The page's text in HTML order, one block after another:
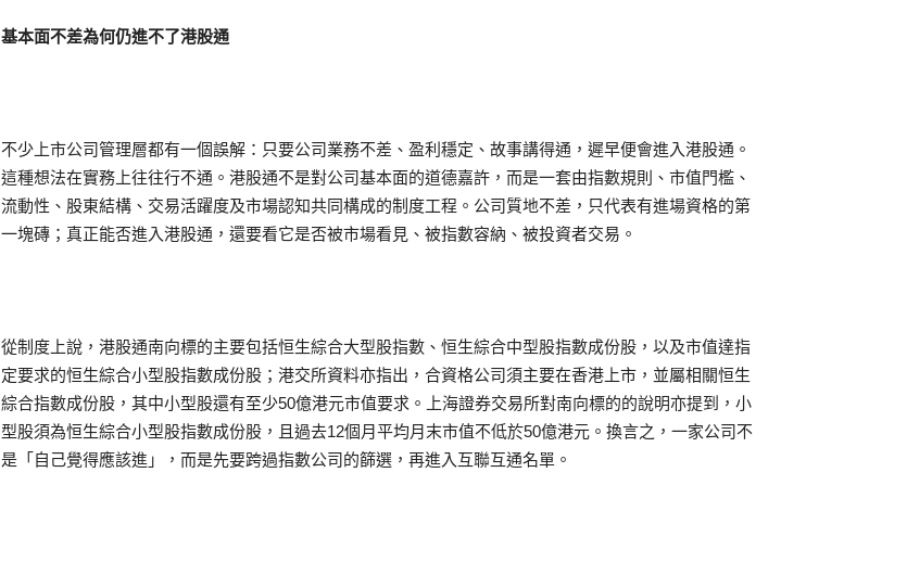
基本面不差為何仍進不了港股通
不少上市公司管理層都有一個誤解：只要公司業務不差、盈利穩定、故事講得通，遲早便會進入港股通。
這種想法在實務上往往行不通。港股通不是對公司基本面的道德嘉許，而是一套由指數規則、市值門檻、
流動性、股東結構、交易活躍度及市場認知共同構成的制度工程。公司質地不差，只代表有進場資格的第
一塊磚；真正能否進入港股通，還要看它是否被市場看見、被指數容納、被投資者交易。
從制度上說，港股通南向標的主要包括恒生綜合大型股指數、恒生綜合中型股指數成份股，以及市值達指
定要求的恒生綜合小型股指數成份股；港交所資料亦指出，合資格公司須主要在香港上市，並屬相關恒生
綜合指數成份股，其中小型股還有至少50億港元市值要求。上海證券交易所對南向標的的說明亦提到，小
型股須為恒生綜合小型股指數成份股，且過去12個月平均月末市值不低於50億港元。換言之，一家公司不
是「自己覺得應該進」，而是先要跨過指數公司的篩選，再進入互聯互通名單。